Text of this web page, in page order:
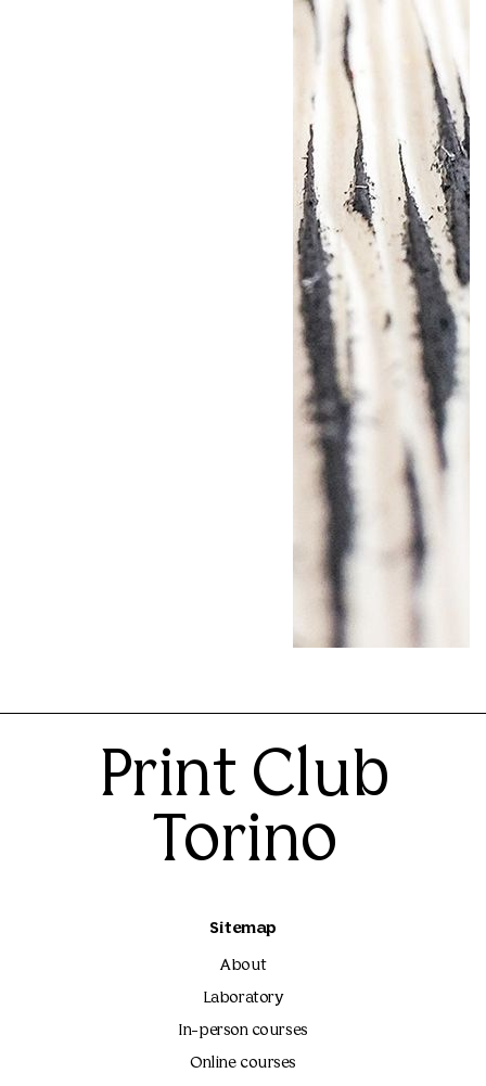
Xilografia |
incisione
Stamperia d'Arte
Print Club
Torino
Sitemap
About
Laboratory
In-person courses
Online courses